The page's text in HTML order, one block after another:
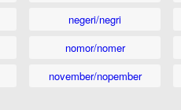
negeri/negri
nomor/nomer
november/nopember